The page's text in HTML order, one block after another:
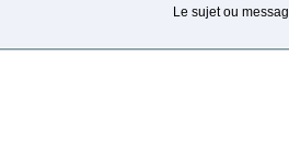
Le sujet ou